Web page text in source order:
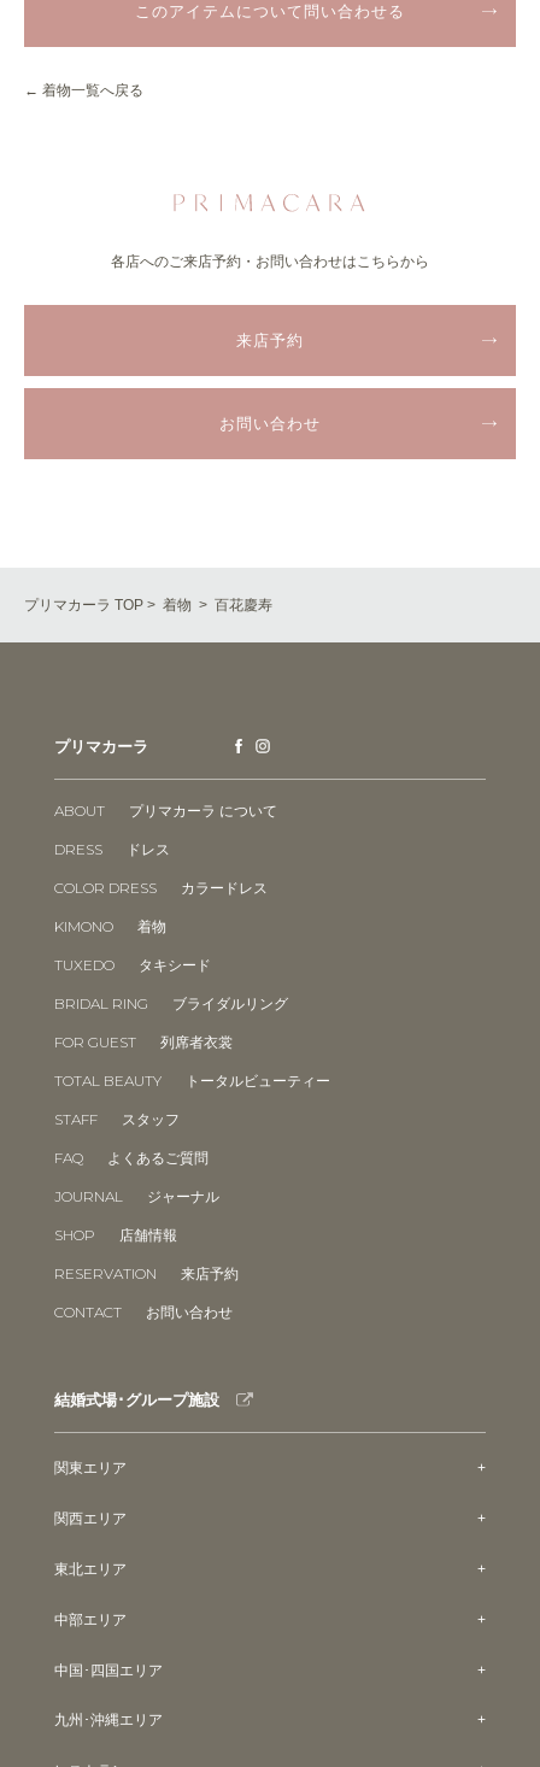
このアイテムについて問い合わせる
← 着物一覧へ戻る
各店へのご来店予約・お問い合わせはこちらから
来店予約
お問い合わせ
プリマカーラ TOP > 着物 > 百花慶寿
プリマカーラ
ABOUT プリマカーラ について
DRESS ドレス
COLOR DRESS カラードレス
KIMONO 着物
TUXEDO タキシード
BRIDAL RING ブライダルリング
FOR GUEST 列席者衣裳
TOTAL BEAUTY トータルビューティー
STAFF スタッフ
FAQ よくあるご質問
JOURNAL ジャーナル
SHOP 店舗情報
RESERVATION 来店予約
CONTACT お問い合わせ
結婚式場･グループ施設
関東エリア
関西エリア
東北エリア
中部エリア
中国･四国エリア
九州･沖縄エリア